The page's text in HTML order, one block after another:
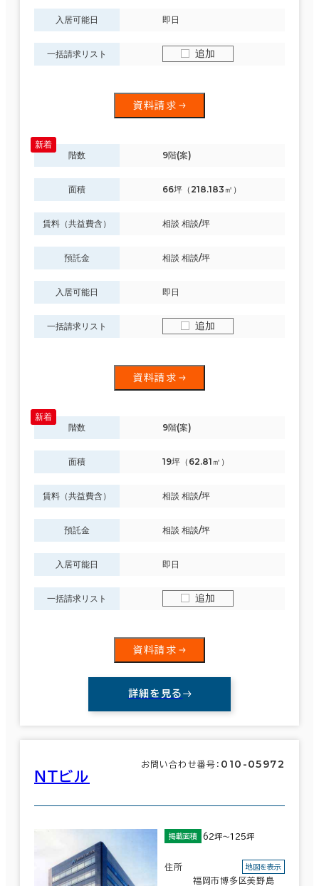
入居可能日 即日
一括請求リスト 追加
資料請求
階数 9階(案)
面積 66坪（218.183㎡）
賃料（共益費含） 相談 相談/坪
預託金 相談 相談/坪
入居可能日 即日
一括請求リスト 追加
資料請求
階数 9階(案)
面積 19坪（62.81㎡）
賃料（共益費含） 相談 相談/坪
預託金 相談 相談/坪
入居可能日 即日
一括請求リスト 追加
資料請求
詳細を見る
ＮＴビル
お問い合わせ番号： 010-05972
掲載面積 62坪～125坪
住所
福岡市博多区美野島
地図を表示
福岡市の他区
10室(6棟)
3か月以内
６か月以上
10年以内
20年以内 30年以内
階数
1階
1フロア面積100坪以上
10室(6棟)
この条件で検索する